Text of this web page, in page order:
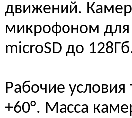
движений.
микрофоном для
microSD до
Рабочие условия
+60°. Масса